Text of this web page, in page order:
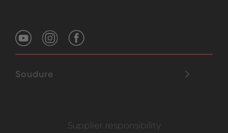
Soudure
Supplier responsibility